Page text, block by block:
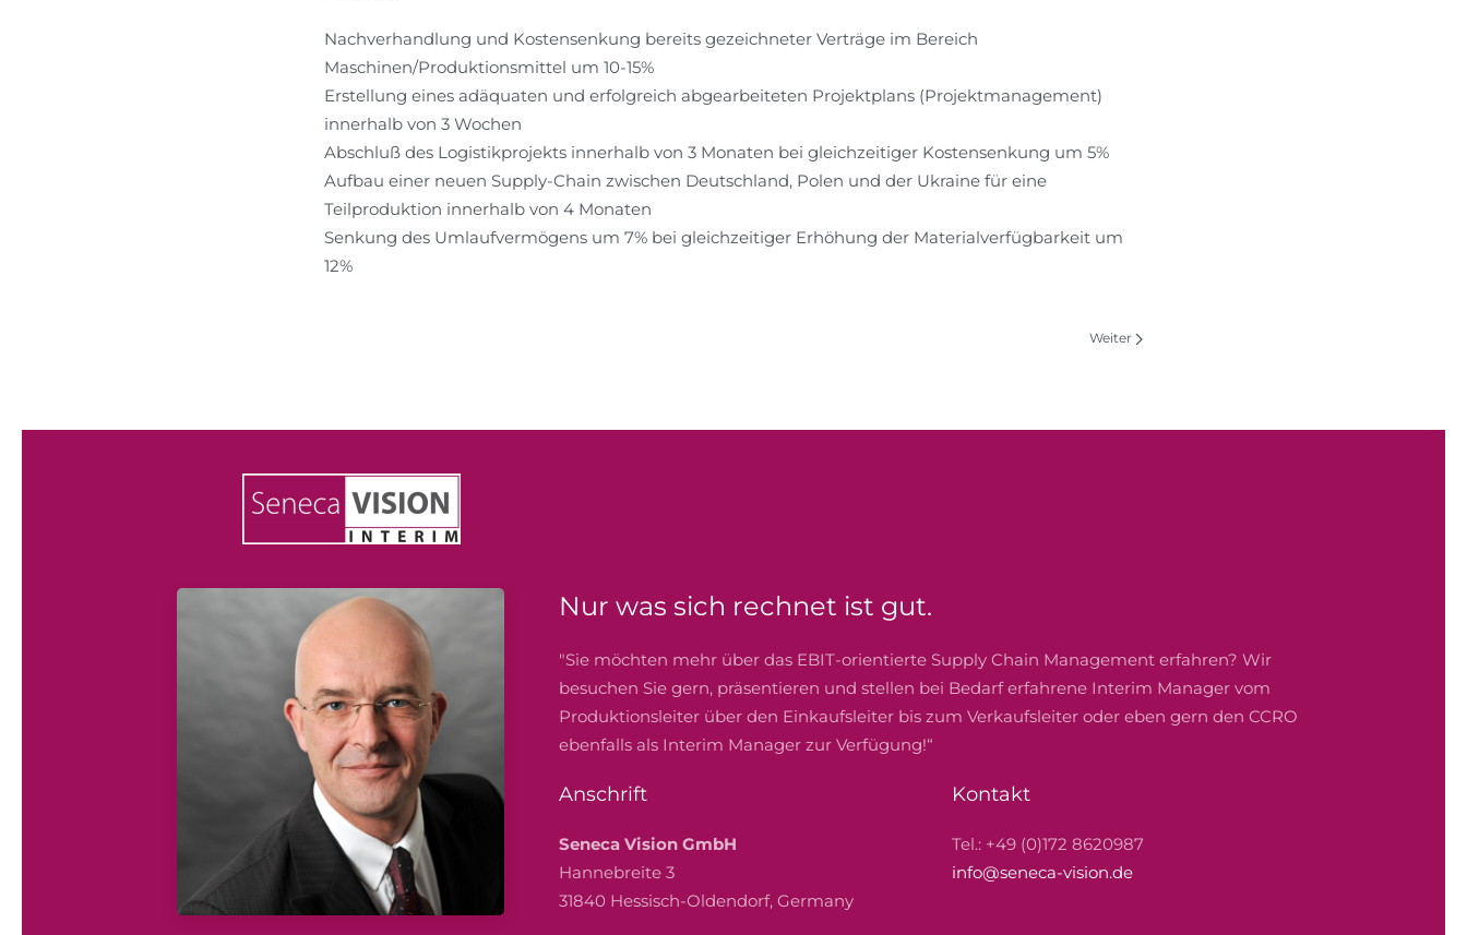
Nachverhandlung und Kostensenkung bereits gezeichneter Verträge im Bereich
Maschinen/Produktionsmittel um 10-15%
Erstellung eines adäquaten und erfolgreich abgearbeiteten Projektplans (Projektmanagement)
innerhalb von 3 Wochen
Abschluß des Logistikprojekts innerhalb von 3 Monaten bei gleichzeitiger Kostensenkung um 5%
Aufbau einer neuen Supply-Chain zwischen Deutschland, Polen und der Ukraine für eine
Teilproduktion innerhalb von 4 Monaten
Senkung des Umlaufvermögens um 7% bei gleichzeitiger Erhöhung der Materialverfügbarkeit um
12%
Weiter
Nur was sich rechnet ist gut.
"Sie möchten mehr über das EBIT-orientierte Supply Chain Management erfahren? Wir
besuchen Sie gern, präsentieren und stellen bei Bedarf erfahrene Interim Manager vom
Produktionsleiter über den Einkaufsleiter bis zum Verkaufsleiter oder eben gern den CCRO
ebenfalls als Interim Manager zur Verfügung!“
Anschrift
Seneca Vision GmbH
Hannebreite 3
31840 Hessisch-Oldendorf, Germany
Kontakt
Tel.: +49 (0)172 8620987
info@seneca-vision.de